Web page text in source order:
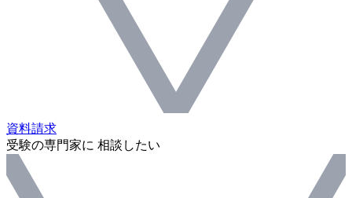
資料請求
受験の専門家に 相談したい